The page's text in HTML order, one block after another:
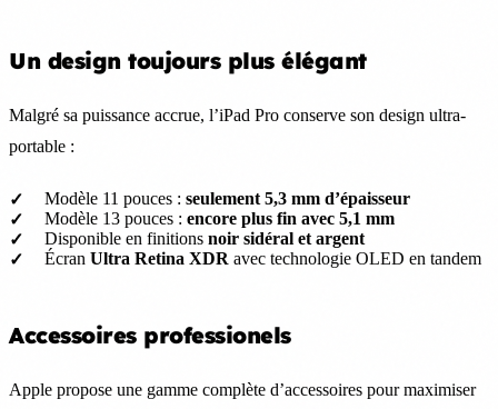
Un design toujours plus élégant
Malgré sa puissance accrue, l’iPad Pro conserve son design ultra-
portable :
Modèle 11 pouces : seulement 5,3 mm d’épaisseur
Modèle 13 pouces : encore plus fin avec 5,1 mm
Disponible en finitions noir sidéral et argent
Écran Ultra Retina XDR avec technologie OLED en tandem
Accessoires professionels
Apple propose une gamme complète d’accessoires pour maximiser